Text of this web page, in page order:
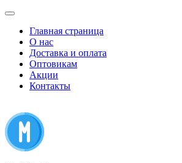
Главная страница
О нас
Доставка и оплата
Оптовикам
Акции
Контакты